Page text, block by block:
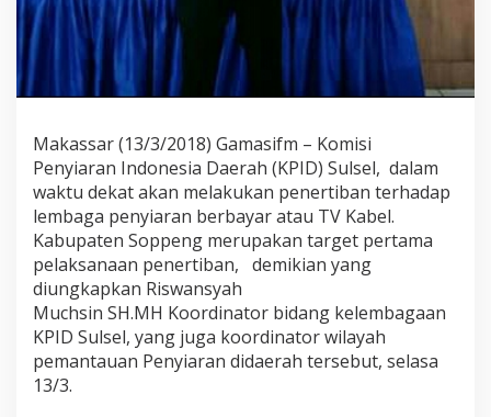
t
i
b
K
a
b
e
l
Makassar (13/3/2018) Gamasifm – Komisi
Penyiaran Indonesia Daerah (KPID) Sulsel, dalam
waktu dekat akan melakukan penertiban terhadap
lembaga penyiaran berbayar atau TV Kabel.
Kabupaten Soppeng merupakan target pertama
pelaksanaan penertiban, demikian yang
diungkapkan Riswansyah
Muchsin SH.MH Koordinator bidang kelembagaan
KPID Sulsel, yang juga koordinator wilayah
pemantauan Penyiaran didaerah tersebut, selasa
13/3.